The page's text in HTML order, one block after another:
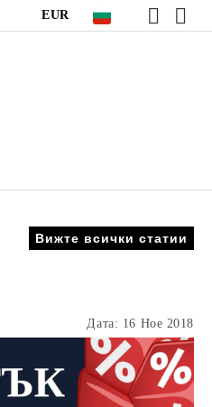
EUR
Вижте всички статии
Дата: 16 Ное 2018